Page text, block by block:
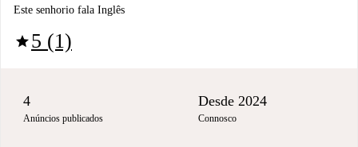
Este senhorio fala Inglês
star5 (1)
4
Anúncios publicados
Desde 2024
Connosco